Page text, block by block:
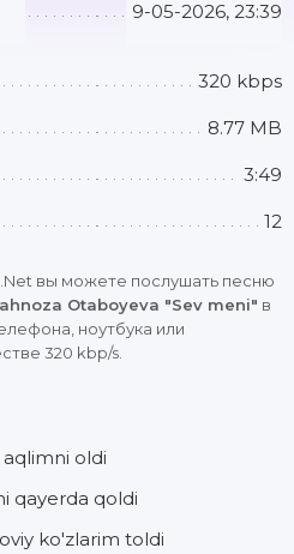
9-05-2026, 23:39
320 kbps
8.77 MB
3:49
12
вы можете послушать песню
Otaboyeva "Sev meni" в
ноутбука или
320 kbp/s.
oldi
qayerda qoldi
ko'zlarim toldi